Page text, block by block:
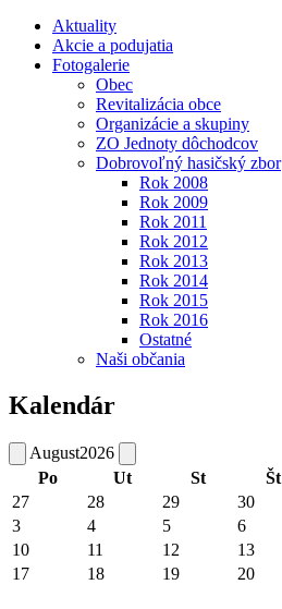
Aktuality
Akcie a podujatia
Fotogalerie
Obec
Revitalizácia obce
Organizácie a skupiny
ZO Jednoty dôchodcov
Dobrovoľný hasičský zbor
Rok 2008
Rok 2009
Rok 2011
Rok 2012
Rok 2013
Rok 2014
Rok 2015
Rok 2016
Ostatné
Naši občania
Kalendár
August2026
Po
Ut St Št
27
28 29 30
3
4 5 6
10
11 12 13
17
18 19 20